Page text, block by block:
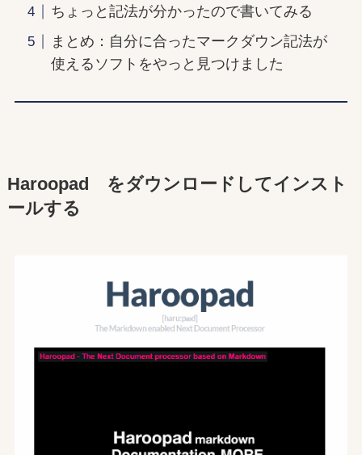
ちょっと記法が分かったので書いてみる
まとめ：自分に合ったマークダウン記法が
使えるソフトをやっと見つけました
Haroopad をダウンロードしてインスト
ールする